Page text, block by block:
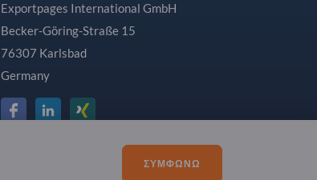
Exportpages International GmbH
Becker-Göring-Straße 15
76307 Karlsbad
Germany
ΣΥΜΦΩΝΏ